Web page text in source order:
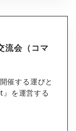
流会（コマ
催する運びと
を運営する